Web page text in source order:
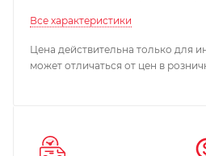
Все характеристики
Цена действительна только для
может отличаться от цен в